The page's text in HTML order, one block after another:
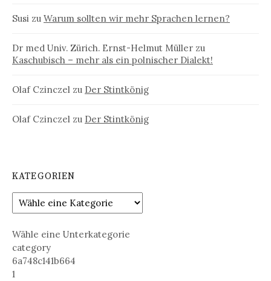
Susi zu Warum sollten wir mehr Sprachen lernen?
Dr med Univ. Zürich. Ernst-Helmut Müller zu
Kaschubisch – mehr als ein polnischer Dialekt!
Olaf Czinczel zu Der Stintkönig
Olaf Czinczel zu Der Stintkönig
KATEGORIEN
Wähle eine Unterkategorie
category
6a748c141b664
1